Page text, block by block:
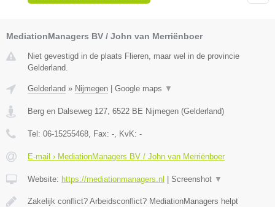
MediationManagers BV / John van Merriënboer
Niet gevestigd in de plaats Flieren, maar wel in de provincie
Gelderland.
Gelderland » Nijmegen Google maps ▼
Berg en Dalseweg 127 6522 BE Nijmegen (Gelderland)
Tel: 06-15255468 , Fax: - , KvK: -
E-mail › MediationManagers BV / John van Merriënboer
Website: https://mediationmanagers.nl Screenshot ▼
Zakelijk conflict? Arbeidsconflict? MediationManagers helpt